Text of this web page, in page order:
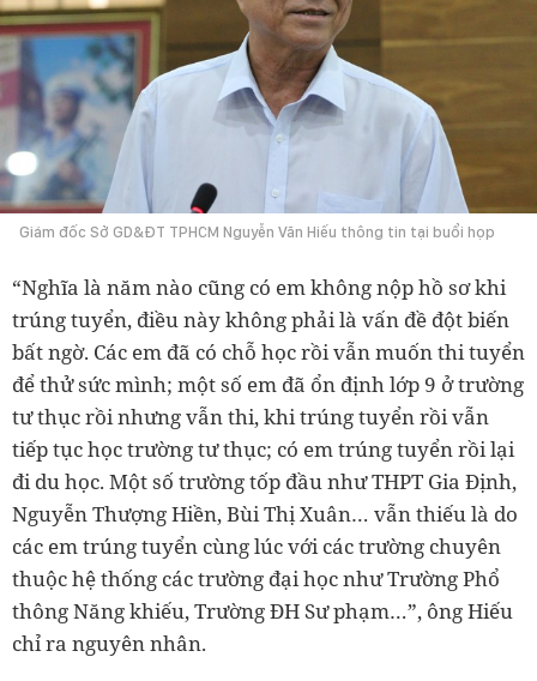
Giám đốc Sở GD&ĐT TPHCM Nguyễn Văn Hiếu thông tin tại buổi họp
“Nghĩa là năm nào cũng có em không nộp hồ sơ khi
trúng tuyển, điều này không phải là vấn đề đột biến
bất ngờ. Các em đã có chỗ học rồi vẫn muốn thi tuyển
để thử sức mình; một số em đã ổn định lớp 9 ở trường
tư thục rồi nhưng vẫn thi, khi trúng tuyển rồi vẫn
tiếp tục học trường tư thục; có em trúng tuyển rồi lại
đi du học. Một số trường tốp đầu như THPT Gia Định,
Nguyễn Thượng Hiền, Bùi Thị Xuân… vẫn thiếu là do
các em trúng tuyển cùng lúc với các trường chuyên
thuộc hệ thống các trường đại học như Trường Phổ
thông Năng khiếu, Trường ĐH Sư phạm…”, ông Hiếu
chỉ ra nguyên nhân.